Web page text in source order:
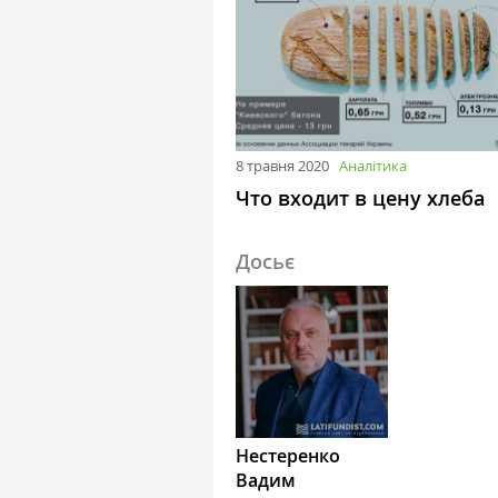
8 травня 2020 Аналітика
Что входит в цену хлеба
Досьє
Нестеренко
Вадим